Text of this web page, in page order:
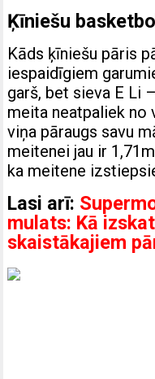
Ķīniešu
Kāds ķīniešu pāris
iespaidīgiem
garš, bet sieva E Li
meita neatpaliek no
viņa pāraugs savu
meitenei jau ir
ka meitene
Lasi arī:
mulats: Kā
skaistākajiem